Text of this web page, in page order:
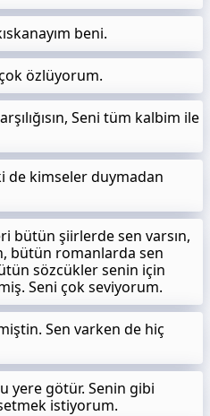
beni.
özlüyorum.
Seni tüm kalbim ile
de kimseler duymadan
bütün şiirlerde sen varsın,
bütün romanlarda sen
sözcükler senin için
Seni çok seviyorum.
Sen varken de hiç
yere götür. Senin gibi
istiyorum.